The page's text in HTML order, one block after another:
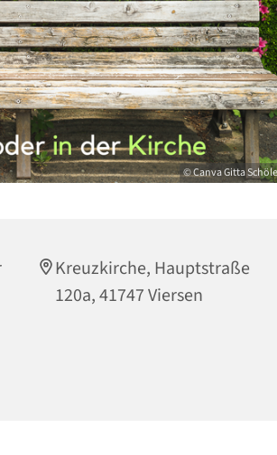
© Canva Gitta
Kreuzkirche, Hauptstraße
120a, 41747 Viersen